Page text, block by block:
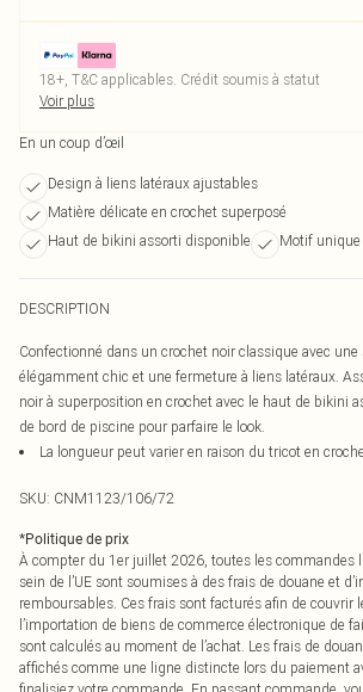
18+, T&C applicables. Crédit soumis à statut
Voir plus
En un coup d’œil
Design à liens latéraux ajustables
Matière délicate en crochet superposé
Haut de bikini assorti disponible
Motif
DESCRIPTION
Confectionné dans un crochet noir classique avec
élégamment chic et une fermeture à liens latéraux.
noir à superposition en crochet avec le haut de bikini
de bord de piscine pour parfaire le look.
La longueur peut varier en raison du tricot en
SKU: CNM1123/106/72
*Politique de prix
À compter du 1er juillet 2026, toutes les commandes
sein de l’UE sont soumises à des frais de douane et
remboursables. Ces frais sont facturés afin de couvrir
l’importation de biens de commerce électronique de
sont calculés au moment de l’achat. Les frais de
affichés comme une ligne distincte lors du paiement